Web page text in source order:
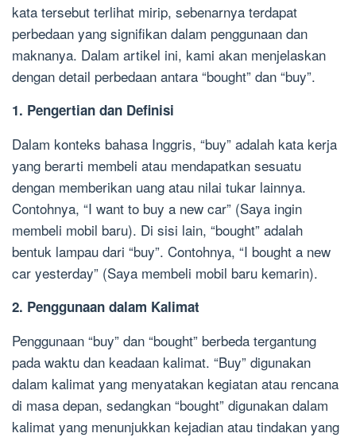
kata tersebut terlihat mirip, sebenarnya terdapat
perbedaan yang signifikan dalam penggunaan dan
maknanya. Dalam artikel ini, kami akan menjelaskan
dengan detail perbedaan antara “bought” dan “buy”.
1. Pengertian dan Definisi
Dalam konteks bahasa Inggris, “buy” adalah kata kerja
yang berarti membeli atau mendapatkan sesuatu
dengan memberikan uang atau nilai tukar lainnya.
Contohnya, “I want to buy a new car” (Saya ingin
membeli mobil baru). Di sisi lain, “bought” adalah
bentuk lampau dari “buy”. Contohnya, “I bought a new
car yesterday” (Saya membeli mobil baru kemarin).
2. Penggunaan dalam Kalimat
Penggunaan “buy” dan “bought” berbeda tergantung
pada waktu dan keadaan kalimat. “Buy” digunakan
dalam kalimat yang menyatakan kegiatan atau rencana
di masa depan, sedangkan “bought” digunakan dalam
kalimat yang menunjukkan kejadian atau tindakan yang